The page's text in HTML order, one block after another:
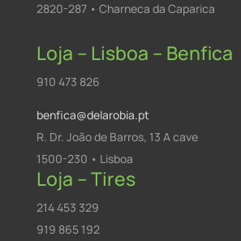
2820-287 • Charneca da Caparica
Loja – Lisboa – Benfica
910 473 826
benfica@delarobia.pt
R. Dr. João de Barros, 13 A cave
1500-230 • Lisboa
Loja – Tires
214 453 329
919 865 192